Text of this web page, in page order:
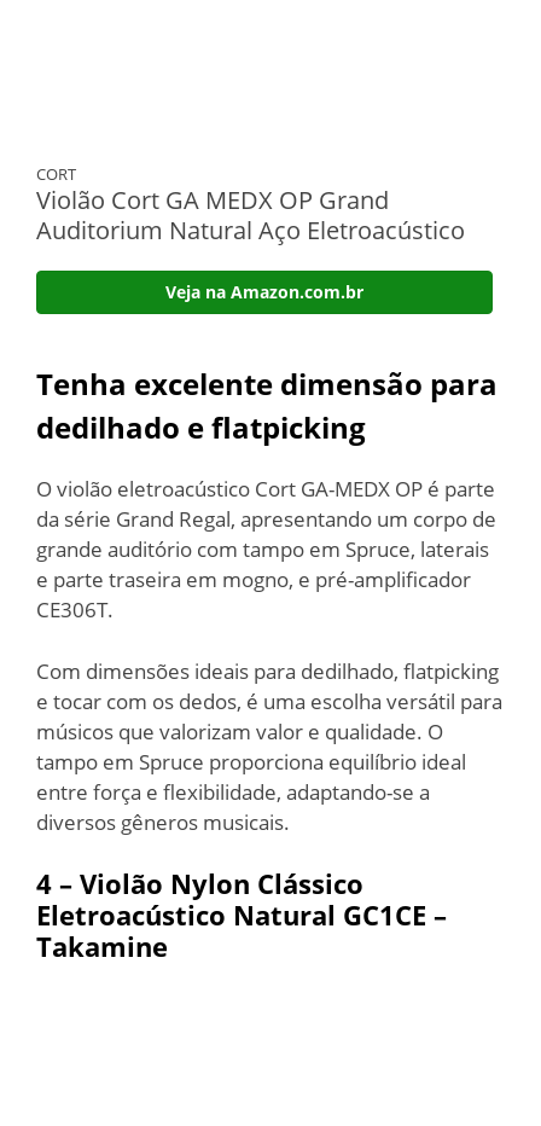
CORT
Violão Cort GA MEDX OP Grand
Auditorium Natural Aço Eletroacústico
Veja na Amazon.com.br
Tenha excelente dimensão para
dedilhado e flatpicking
O violão eletroacústico Cort GA-MEDX OP é parte
da série Grand Regal, apresentando um corpo de
grande auditório com tampo em Spruce, laterais
e parte traseira em mogno, e pré-amplificador
CE306T.
Com dimensões ideais para dedilhado, flatpicking
e tocar com os dedos, é uma escolha versátil para
músicos que valorizam valor e qualidade. O
tampo em Spruce proporciona equilíbrio ideal
entre força e flexibilidade, adaptando-se a
diversos gêneros musicais.
4 – Violão Nylon Clássico
Eletroacústico Natural GC1CE –
Takamine